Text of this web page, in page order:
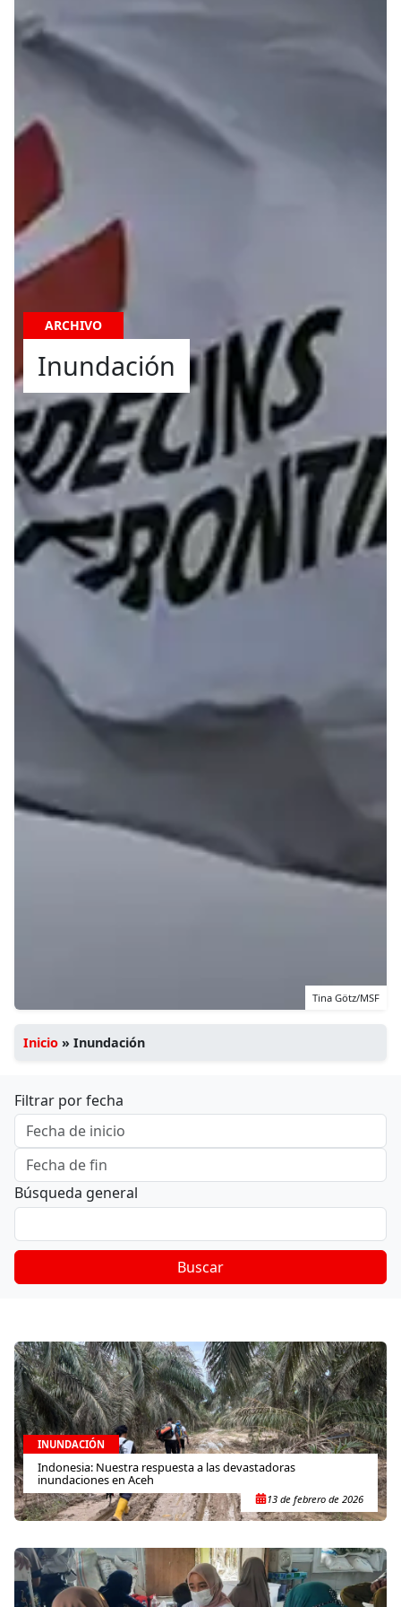
ARCHIVO
Inundación
Tina Götz/MSF
Inicio » Inundación
Filtrar por fecha
Búsqueda general
Buscar
INUNDACIÓN
Indonesia: Nuestra respuesta a las devastadoras
inundaciones en Aceh
13 de febrero de 2026